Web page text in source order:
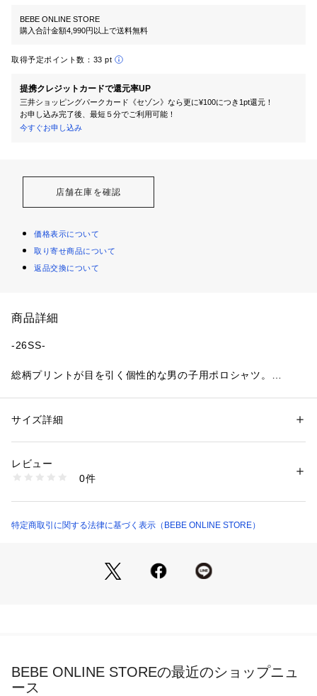
BEBE ONLINE STORE
購入合計金額4,990円以上で送料無料
取得予定ポイント数： 33 pt
提携クレジットカードで還元率UP
三井ショッピングパークカード《セゾン》なら更に¥100につき1pt還元！
お申し込み完了後、最短５分でご利用可能！
今すぐお申し込み
店舗在庫を確認
価格表示について
取り寄せ商品について
返品交換について
商品詳細
-26SS-
総柄プリントが目を引く個性的な男の子用ポロシャツ。
フロントには大胆なプリントを施し、バックにはロゴやフレー
ト系と、
ブラウンとオフホワイトのボーダーを組み合わせたブラウン系
す。
カノコ生地はボーダー柄になっており、程よい立体感と通気性
26春夏アイテム
性別：キッズ・ベビー
素材：（本体）ポリエステル98% 2% （リブ）綿72% ポリエステル25%
生産国：中国
商品番号：2270000017720 （モール）
サイズ詳細
レビュー
0件
特定商取引に関する法律に基づく表示（BEBE ONLINE STORE）
BEBE ONLINE STOREの最近のショップニュ
ース